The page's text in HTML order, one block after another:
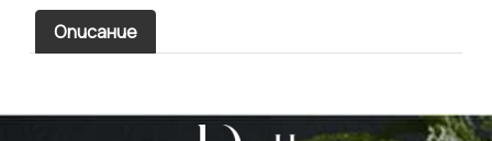
Описание